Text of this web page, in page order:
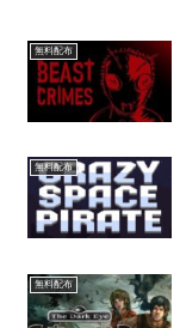
無料配布
無料配布
無料配布